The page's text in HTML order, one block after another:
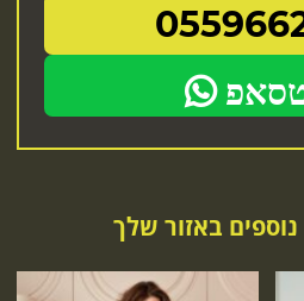
נוספים באזור שלך